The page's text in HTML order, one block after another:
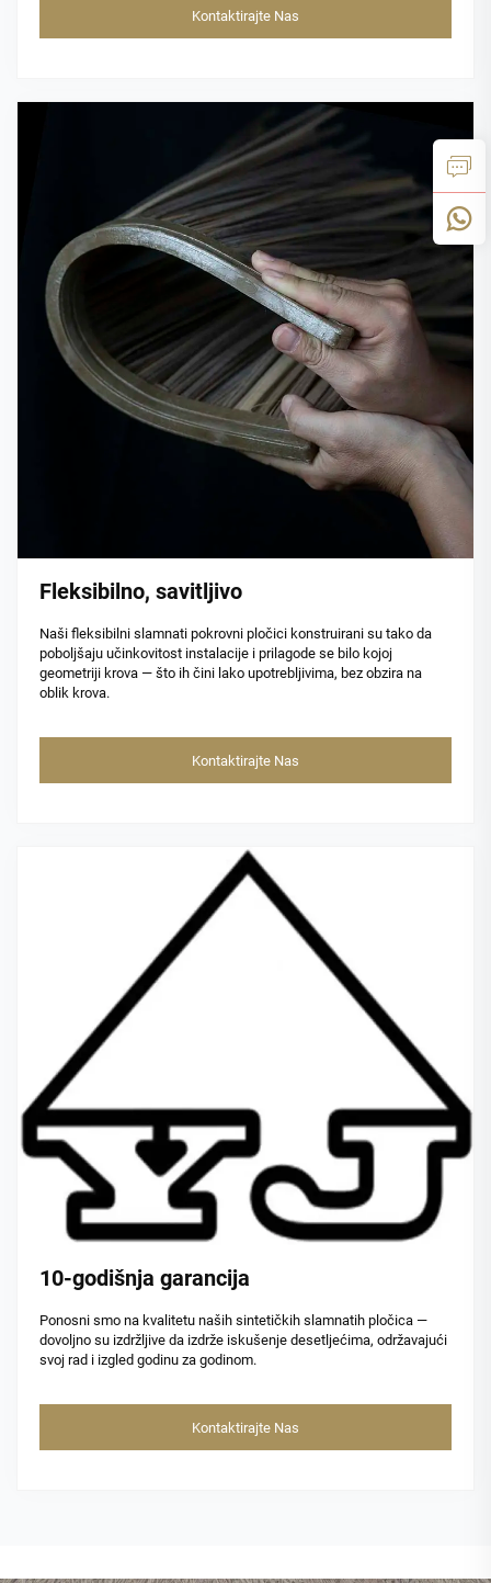
Kontaktirajte Nas
Fleksibilno, savitljivo
Naši fleksibilni slamnati pokrovni pločici konstruirani su tako da
poboljšaju učinkovitost instalacije i prilagode se bilo kojoj
geometriji krova — što ih čini lako upotrebljivima, bez obzira na
oblik krova.
Kontaktirajte Nas
10-godišnja garancija
Ponosni smo na kvalitetu naših sintetičkih slamnatih pločica —
dovoljno su izdržljive da izdrže iskušenje desetljećima, održavajući
svoj rad i izgled godinu za godinom.
Kontaktirajte Nas